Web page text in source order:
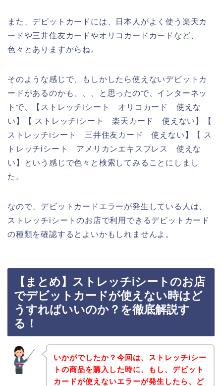
また、デビットカードには、日本人がよく使う楽天カ
ードや三井住友カードやオリコカードカードなど、
色々とありますからね。
そのような感じで、もしかしたら使えないデビットカ
ードがあるのかも、、、と思ったので、インターネッ
トで、【ストレッチiシート オリコカード 使えな
い】【 ストレッチiシート 楽天カード 使えない】【
ストレッチiシート 三井住友カード 使えない】【 ス
トレッチiシート アメリカンエキスプレス 使えな
い】という感じで色々と検索してみることにしまし
た。
なので、デビットカードエラーが発生している人は、
ストレッチiシートのお店で利用できるデビットカード
の種類を確認するとよいかもしれませんよ。
【まとめ】ストレッチiシートのお店
でデビットカードが使えない時はど
うすればいいのか？を徹底解説す
る！
いかがでしたか？今回は、ストレッチiシー
トの商品を購入した時に、もし、デビット
カードが使えないエラーが発生したら、ど